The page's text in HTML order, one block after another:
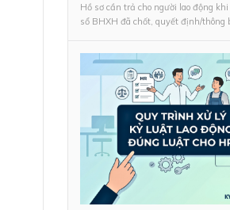
Hồ sơ cần trả cho người lao động
sổ BHXH đã chốt, quyết định/thông